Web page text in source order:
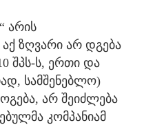
არის
ზღვარი არ დგება
შპს-ს, ერთი და
სამშენებლო)
არ შეიძლება
კომპანიამ